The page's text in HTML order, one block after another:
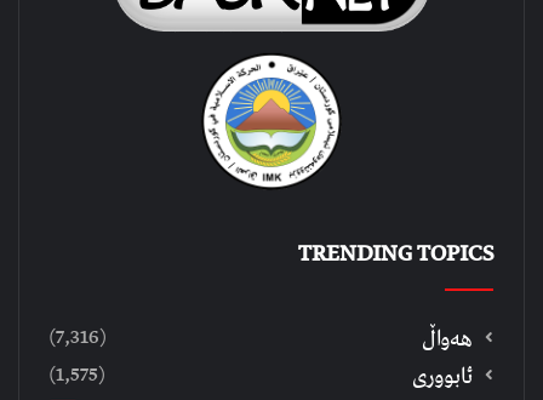
TRENDING TOPICS
هەواڵ (7,316)
ئابووری (1,575)